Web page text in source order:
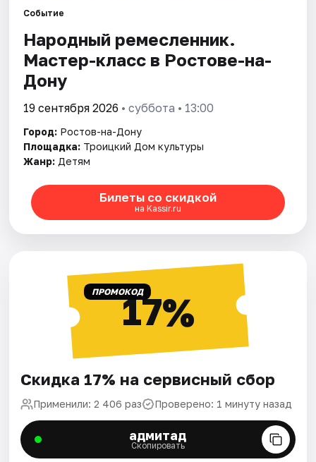
Города
Площадки
Артисты
Рейтинги
Событие
Народный ремесленник.
Мастер-класс в Ростове-на-
Дону
19 сентября 2026 • суббота • 13:00
Город: Ростов-на-Дону
Площадка: Троицкий Дом культуры
Жанр: Детям
Билеты со скидкой
на Kassir.ru
ПРОМОКОД17%
Скидка 17% на сервисный сбор
Применили: 2 406 раз Проверено: 1 минуту назад
адмитад
Скопировать